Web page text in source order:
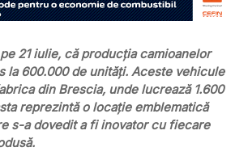
21 iulie, că producția camioanelor
la 600.000 de unități. Aceste vehicule
din Brescia, unde lucrează 1.600
reprezintă o locație emblematică
s-a dovedit a fi inovator cu fiecare